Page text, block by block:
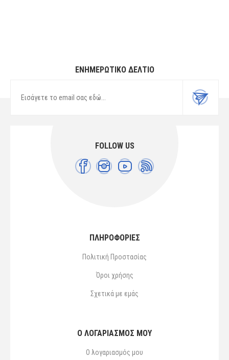
ΕΝΗΜΕΡΩΤΙΚΌ ΔΕΛΤΊΟ
FOLLOW US
ΠΛΗΡΟΦΟΡΙΕΣ
Πολιτική Προστασίας
Όροι χρήσης
Σχετικά με εμάς
Ο ΛΟΓΑΡΙΑΣΜΌΣ ΜΟΥ
Ο λογαριασμός μου